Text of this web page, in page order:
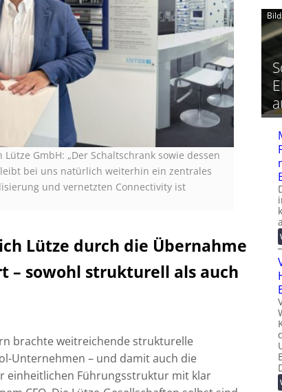
GmbH: „Der Schaltschrank sowie dessen
bei uns natürlich weiterhin ein zentrales
und vernetzten Connectivity ist
Lütze durch die Übernahme
– sowohl strukturell als auch
brachte weitreichende strukturelle
Unternehmen – und damit auch die
einheitlichen Führungsstruktur mit klar